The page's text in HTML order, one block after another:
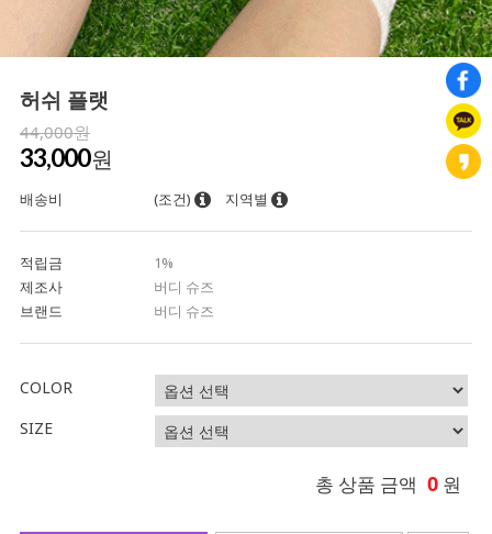
허쉬 플랫
44,000원
33,000원
배송비 (조건) 지역별
적립금
1%
제조사
버디 슈즈
브랜드
버디 슈즈
COLOR
SIZE
총 상품 금액 0 원